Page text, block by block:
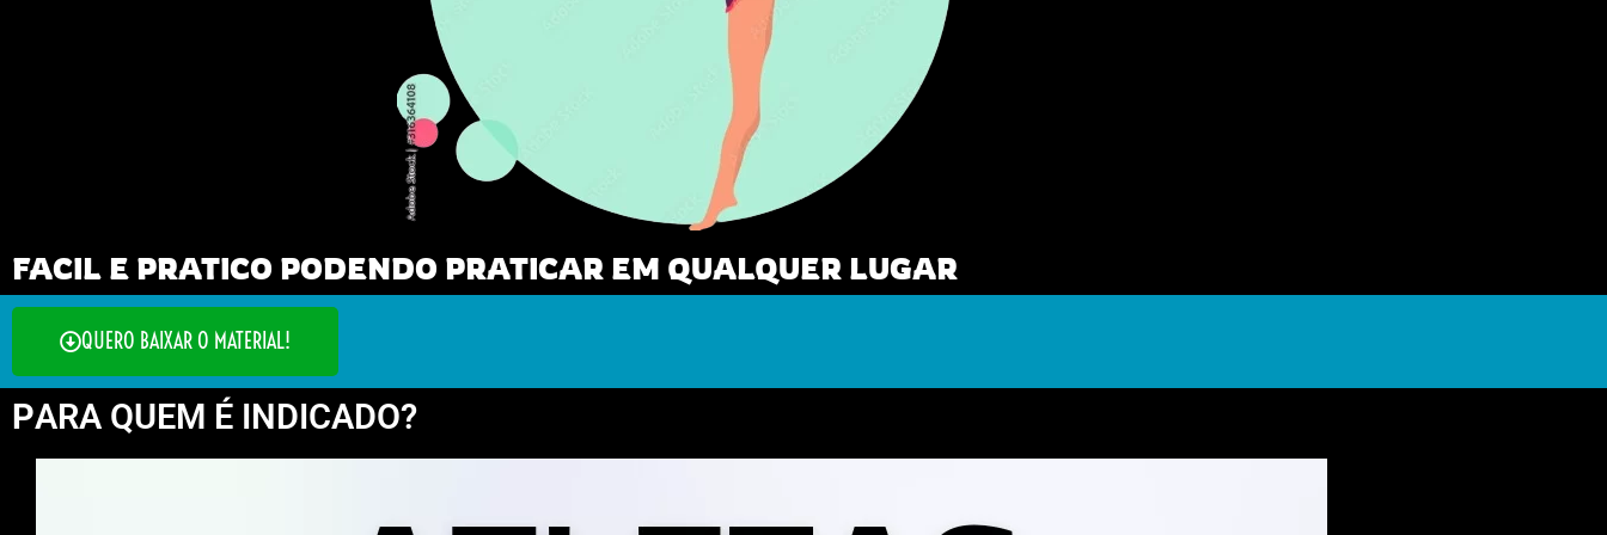
FACIL E PRATICO PODENDO PRATICAR EM QUALQUER LUGAR
QUERO BAIXAR O MATERIAL!
PARA QUEM É INDICADO?